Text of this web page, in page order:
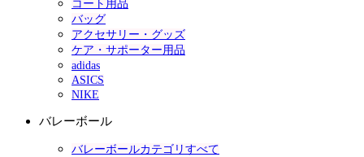
コート用品
バッグ
アクセサリー・グッズ
ケア・サポーター用品
adidas
ASICS
NIKE
バレーボール
バレーボールカテゴリすべて